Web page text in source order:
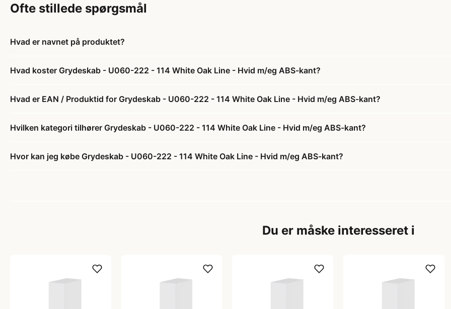
Ofte stillede spørgsmål
Hvad er navnet på produktet?
Hvad koster Grydeskab - U060-222 - 114 White Oak Line - Hvid m/eg ABS-kant?
Hvad er EAN / Produktid for Grydeskab - U060-222 - 114 White Oak Line - Hvid m/eg ABS-kant?
Hvilken kategori tilhører Grydeskab - U060-222 - 114 White Oak Line - Hvid m/eg ABS-kant?
Hvor kan jeg købe Grydeskab - U060-222 - 114 White Oak Line - Hvid m/eg ABS-kant?
Du er måske interesseret i